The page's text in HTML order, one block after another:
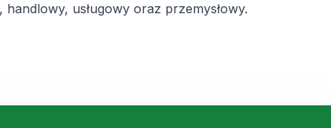
usługowy oraz przemysłowy.